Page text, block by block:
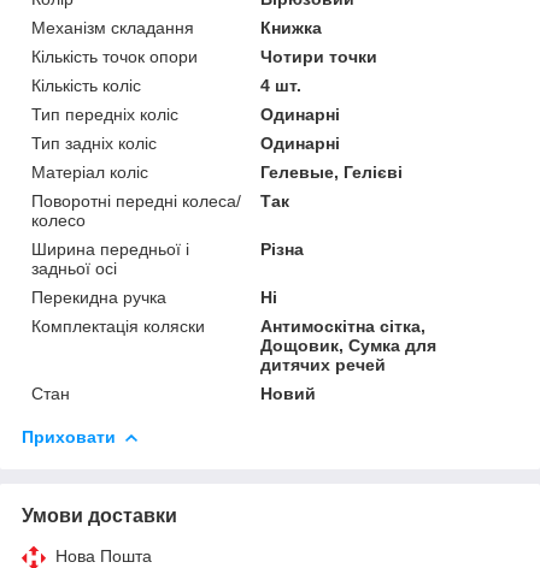
Механізм складання
Книжка
Кількість точок опори
Чотири точки
Кількість коліс
4 шт.
Тип передніх коліс
Одинарні
Тип задніх коліс
Одинарні
Матеріал коліс
Гелевые, Гелієві
Поворотні передні колеса/
колесо
Так
Ширина передньої і
задньої осі
Різна
Перекидна ручка
Ні
Комплектація коляски
Антимоскітна сітка,
Дощовик, Сумка для
дитячих речей
Стан
Новий
Приховати
Умови доставки
Нова Пошта